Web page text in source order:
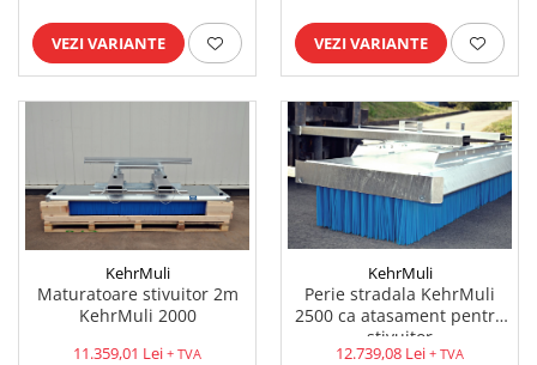
VEZI VARIANTE VEZI VARIANTE
KehrMuli
Maturatoare stivuitor 2m
KehrMuli 2000
11.359,01 Lei + TVA
KehrMuli
Perie stradala KehrMuli
2500 ca atasament pentru
stivuitor
12.739,08 Lei + TVA